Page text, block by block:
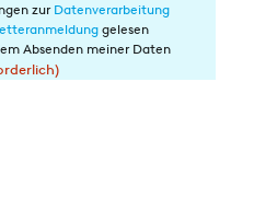
zur Datenverarbeitung
gelesen
Absenden meiner Daten